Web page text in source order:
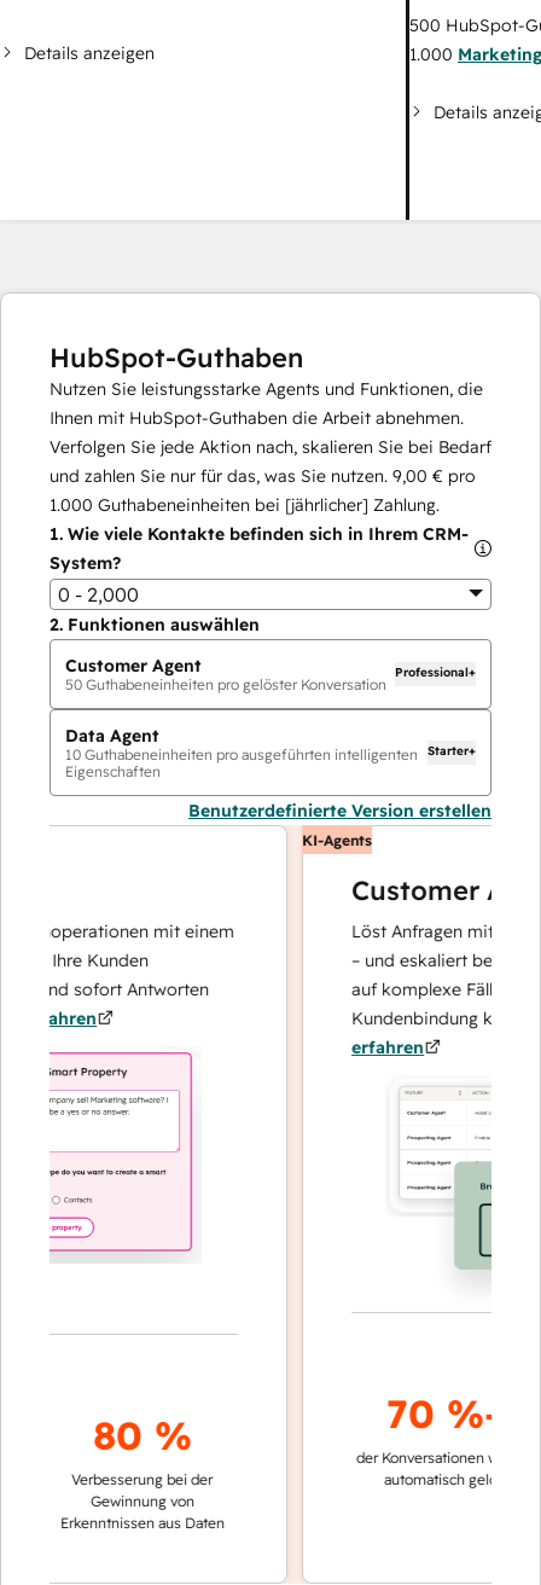
Details anzeigen
500 HubSpot-
1.000
Details
HubSpot-Guthaben
Nutzen Sie leistungsstarke Agents und Funktionen, die
Ihnen mit HubSpot-Guthaben die Arbeit abnehmen.
Verfolgen Sie jede Aktion nach, skalieren Sie bei Bedarf
und zahlen Sie nur für das, was Sie nutzen. 9,00 € pro
1.000 Guthabeneinheiten bei [jährlicher] Zahlung.
1. Wie viele Kontakte befinden sich in Ihrem CRM-
System?
0 - 2,000
2. Funktionen auswählen
Customer Agent
50 Guthabeneinheiten pro gelöster Konversation
Professional+
Data Agent
10 Guthabeneinheiten pro ausgeführten intelligenten
Eigenschaften
Starter+
Benutzerdefinierte Version erstellen
mit einem
Ihre Kunden
sofort Antworten
80 %
Verbesserung bei der
Gewinnung von
Erkenntnissen aus Daten
KI-Agents
Customer Agent
Löst Anfragen mit
– und eskaliert bei Bedarf,
auf komplexe Fälle und
Kundenbindung
erfahren
70 %+
der Konversationen werden
automatisch gelöst